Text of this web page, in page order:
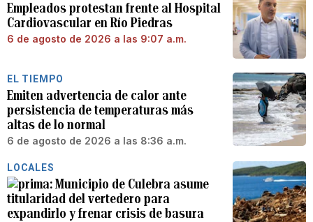
Empleados protestan frente al Hospital
Cardiovascular en Río Piedras
6 de agosto de 2026 a las 9:07 a.m.
EL TIEMPO
Emiten advertencia de calor ante
persistencia de temperaturas más
altas de lo normal
6 de agosto de 2026 a las 8:36 a.m.
LOCALES
Municipio de Culebra asume
titularidad del vertedero para
expandirlo y frenar crisis de basura